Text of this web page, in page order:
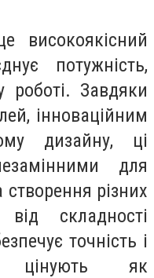
високоякісний
потужність,
роботі. Завдяки
інноваційним
дизайну, ці
для
створення різних
складності
точність і
цінують як